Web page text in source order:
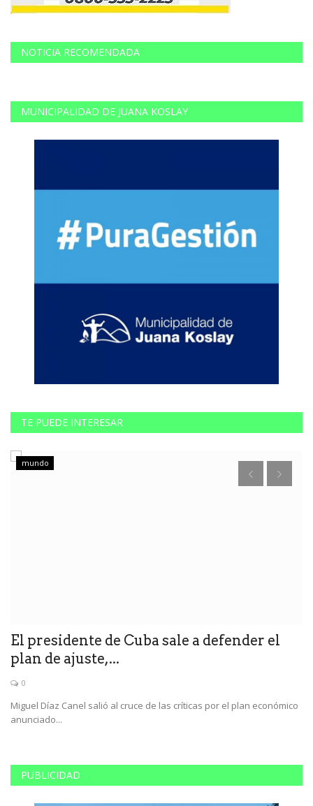
NOTICIA RECOMENDADA
MUNICIPALIDAD DE JUANA KOSLAY
TE PUEDE INTERESAR
mundo
El presidente de Cuba sale a defender el
plan de ajuste,...
0
Miguel Díaz Canel salió al cruce de las críticas por el plan económico
anunciado...
PUBLICIDAD